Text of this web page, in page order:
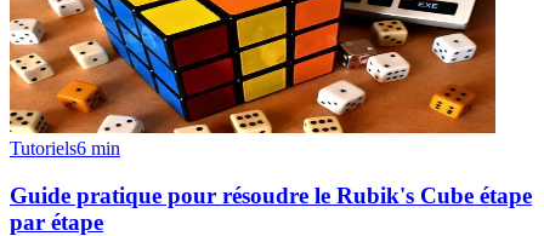
Tutoriels6 min
Guide pratique pour résoudre le Rubik's Cube étape
par étape